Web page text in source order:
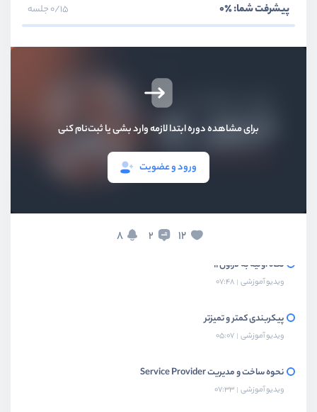
پیشرفت شما:٪0 0/15 جلسه
برای مشاهده دوره ابتدا لازمه وارد بشی یا ثبت‌نام کنی
ورود و عضویت
12
2
8 ساختار جدید
نگاه اولیه به لاراول 11
ویدیو آموزشی 07:48
پیکربندی کمتر و تمیزتر
ویدیو آموزشی 05:07
نحوه ساخت و مدیریت Service Provider
ویدیو آموزشی 07:33